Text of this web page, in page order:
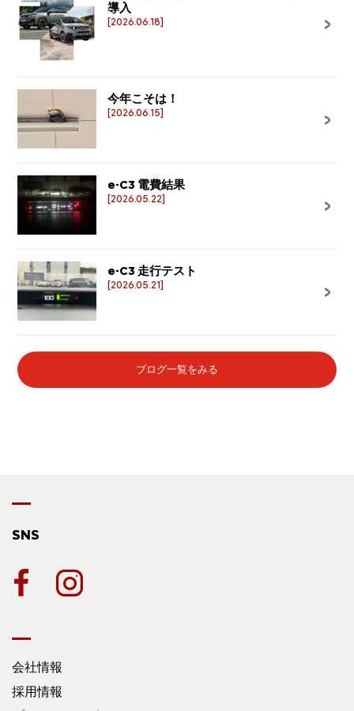
導入
[2026.06.18]
今年こそは！
[2026.06.15]
e-C3 電費結果
[2026.05.22]
e-C3 走行テスト
[2026.05.21]
ブログ一覧をみる
SNS
会社情報
採用情報